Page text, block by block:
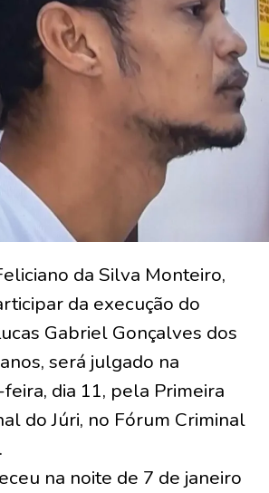
da Silva Monteiro,
da execução do
Gabriel Gonçalves dos
será julgado na
dia 11, pela Primeira
do Júri, no Fórum Criminal
na noite de 7 de janeiro